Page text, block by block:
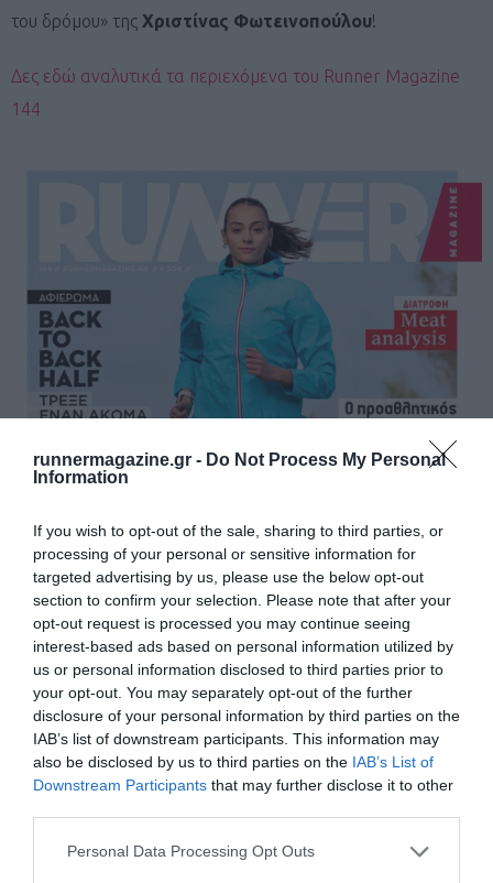
runnermagazine.gr - Do Not Process My Personal
Information
If you wish to opt-out of the sale, sharing to third parties, or
processing of your personal or sensitive information for
targeted advertising by us, please use the below opt-out
section to confirm your selection. Please note that after your
opt-out request is processed you may continue seeing
interest-based ads based on personal information utilized by
us or personal information disclosed to third parties prior to
your opt-out. You may separately opt-out of the further
disclosure of your personal information by third parties on the
IAB’s list of downstream participants. This information may
also be disclosed by us to third parties on the IAB’s List of
Downstream Participants that may further disclose it to other
Personal Data Processing Opt Outs
του δρόμου» της Χριστίνας Φωτεινοπούλου!
Δες εδώ αναλυτικά τα περιεχόμενα του Runner Magazine
144
και τον κόσμο στο GoogleNews του Runnermagazine